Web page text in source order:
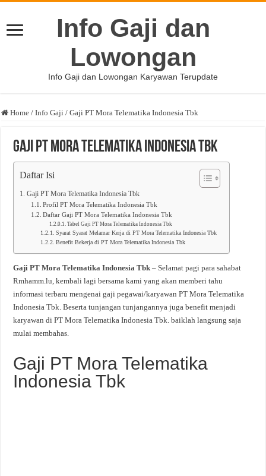
Info Gaji dan
Lowongan
Info Gaji dan Lowongan Karyawan Terupdate
Home / Info Gaji / Gaji PT Mora Telematika Indonesia Tbk
Gaji PT Mora Telematika Indonesia Tbk
Daftar Isi
Gaji PT Mora Telematika Indonesia Tbk
Profil PT Mora Telematika Indonesia Tbk
Daftar Gaji PT Mora Telematika Indonesia Tbk
Tabel Gaji PT Mora Telematika Indonesia Tbk
Syarat Syarat Melamar Kerja di PT Mora Telematika Indonesia Tbk
Benefit Bekerja di PT Mora Telematika Indonesia Tbk
Gaji PT Mora Telematika Indonesia Tbk – Selamat pagi para sahabat
Rmhamm.lu, kembali lagi bersama kami yang akan memberi tahu
informasi terbaru mengenai gaji pegawai/karyawan PT Mora Telematika
Indonesia Tbk. Beserta tunjangan tunjangannya juga benefit menjadi
karyawan di PT Mora Telematika Indonesia Tbk. baiklah langsung saja
mulai membahas.
Gaji PT Mora Telematika
Indonesia Tbk